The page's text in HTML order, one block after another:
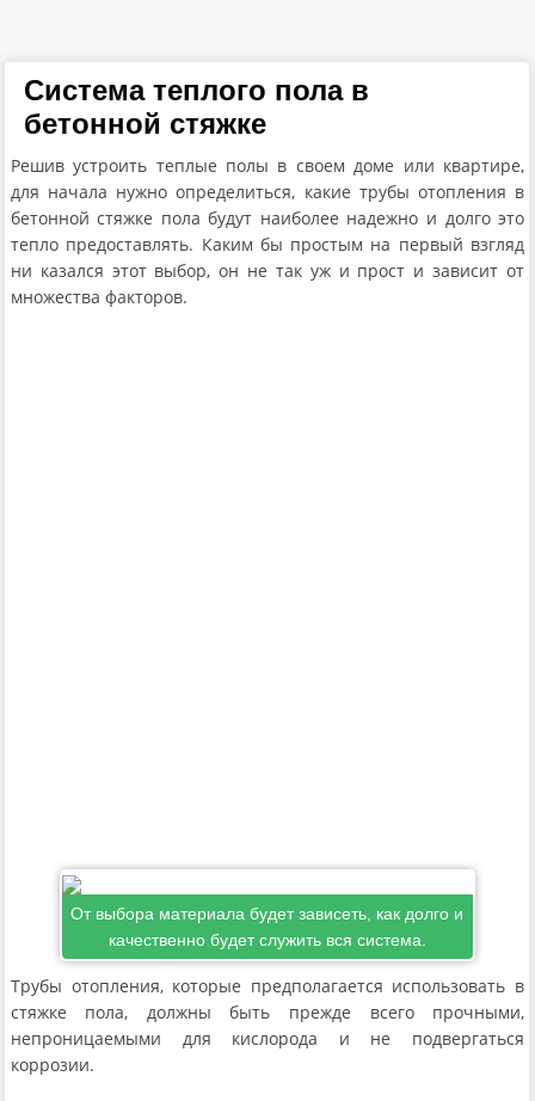
Система теплого пола в
бетонной стяжке
Решив устроить теплые полы в своем доме или квартире,
для начала нужно определиться, какие трубы отопления в
бетонной стяжке пола будут наиболее надежно и долго это
тепло предоставлять. Каким бы простым на первый взгляд
ни казался этот выбор, он не так уж и прост и зависит от
множества факторов.
От выбора материала будет зависеть, как долго и
качественно будет служить вся система.
Трубы отопления, которые предполагается использовать в
стяжке пола, должны быть прежде всего прочными,
непроницаемыми для кислорода и не подвергаться
коррозии.